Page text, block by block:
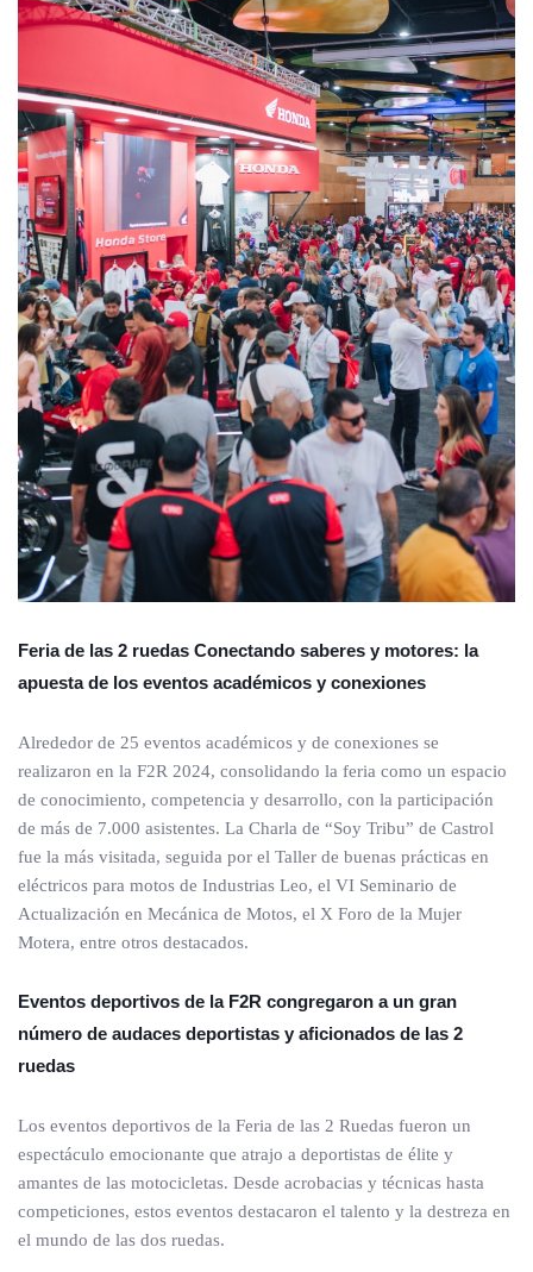
Feria de las 2 ruedas Conectando saberes y motores: la
apuesta de los eventos académicos y conexiones
Alrededor de 25 eventos académicos y de conexiones se
realizaron en la F2R 2024, consolidando la feria como un espacio
de conocimiento, competencia y desarrollo, con la participación
de más de 7.000 asistentes. La Charla de “Soy Tribu” de Castrol
fue la más visitada, seguida por el Taller de buenas prácticas en
eléctricos para motos de Industrias Leo, el VI Seminario de
Actualización en Mecánica de Motos, el X Foro de la Mujer
Motera, entre otros destacados.
Eventos deportivos de la F2R congregaron a un gran
número de audaces deportistas y aficionados de las 2
ruedas
Los eventos deportivos de la Feria de las 2 Ruedas fueron un
espectáculo emocionante que atrajo a deportistas de élite y
amantes de las motocicletas. Desde acrobacias y técnicas hasta
competiciones, estos eventos destacaron el talento y la destreza en
el mundo de las dos ruedas.